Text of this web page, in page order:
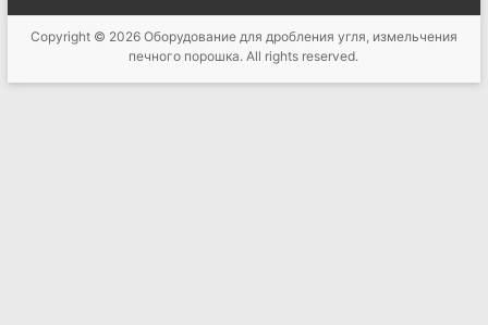
Copyright © 2026 Оборудование для дробления угля, измельчения
печного порошка. All rights reserved.